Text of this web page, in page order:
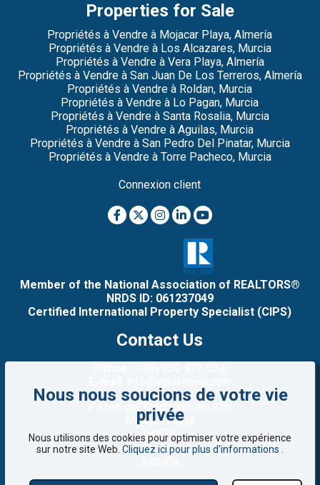
Properties for Sale
Propriétés à Vendre à Mojacar Playa, Almería
Propriétés à Vendre à Los Alcazares, Murcia
Propriétés à Vendre à Vera Playa, Almería
Propriétés à Vendre à San Juan De Los Terreros, Almería
Propriétés à Vendre à Roldan, Murcia
Propriétés à Vendre à Lo Pagan, Murcia
Propriétés à Vendre à Santa Rosalia, Murcia
Propriétés à Vendre à Aguilas, Murcia
Propriétés à Vendre à San Pedro Del Pinatar, Murcia
Propriétés à Vendre à Torre Pacheco, Murcia
Connexion client
Member of the National Association of REALTORS®
NRDS ID: 061237049
Certified International Property Specialist (CIPS)
Contact Us
Paseo del Mediterráneo,22b
Mojacar Playa
04638
Almería
Nous nous soucions de votre vie
privée
Nous utilisons des cookies pour optimiser votre expérience
sur notre site Web. Cliquez ici pour plus d'informations